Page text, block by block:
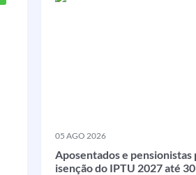
05 AGO 2026
Aposentados e
isenção do IPTU 2027 até